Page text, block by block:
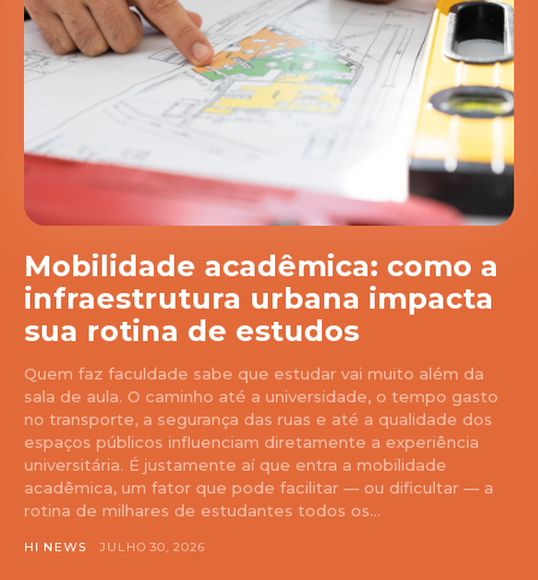
Mobilidade acadêmica: como a
infraestrutura urbana impacta
sua rotina de estudos
Quem faz faculdade sabe que estudar vai muito além da
sala de aula. O caminho até a universidade, o tempo gasto
no transporte, a segurança das ruas e até a qualidade dos
espaços públicos influenciam diretamente a experiência
universitária. É justamente aí que entra a mobilidade
acadêmica, um fator que pode facilitar — ou dificultar — a
rotina de milhares de estudantes todos os...
HI NEWS JULHO 30, 2026